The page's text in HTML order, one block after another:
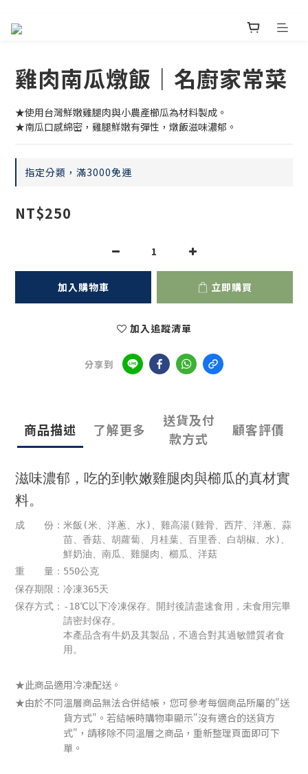
雞肉南瓜燉飯｜名廚家常菜
★使用台灣鮮嫩雞腿肉與小農產櫛瓜為材料製成。
★南瓜口感綿密，雞腿鮮嫩有彈性，燉飯滋味濃郁。
指定分類，滿3000免運
NT$250
加入購物車 立即購買
加入追蹤清單
分享到
商品描述 了解更多
送貨及付
款方式
顧客評價
滋味濃郁，吃的到軟嫩雞腿肉與櫛瓜的真材實
料。
成 份：米飯(米、洋蔥、水)、雞高湯(雞骨、西芹、洋蔥、蒜
苗、香菇、胡蘿蔔、月桂葉、百里香、白胡椒、水)、
鮮奶油、南瓜、雞腿肉、櫛瓜、洋菇
重 量：550公克
保存期限：冷凍365天
保存方式：-18℃以下冷凍保存。開封後請盡速食用，未食用完畢
請密封保存。
本產品含有牛奶及其製品，不適合對其過敏體質者食
用。
★此商品適用冷凍配送。
★由於不同溫層商品無法合併結帳，您可參考每個商品所屬的"送
貨方式"。若結帳時購物車顯示"沒有適合的送貨方
式"，請移除不同溫層之商品，重新整理頁面即可下
單。